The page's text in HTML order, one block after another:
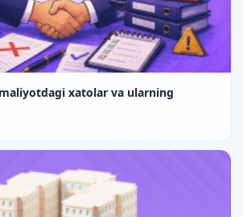
xatolar va ularning